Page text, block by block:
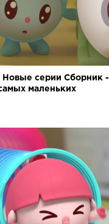
серии Сборник
маленьких